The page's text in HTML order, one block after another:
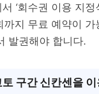
‘회수권 이용 지정
까지 무료 예약이 가
발권해야 합니다.
구간 신칸센을